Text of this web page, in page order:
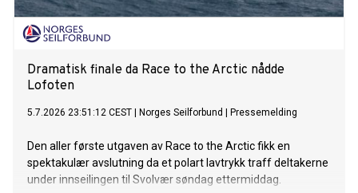
Dramatisk finale da Race to the Arctic nådde
Lofoten
5.7.2026 23:51:12 CEST Norges Seilforbund Pressemelding
Den aller første utgaven av Race to the Arctic fikk en
spektakulær avslutning da et polart lavtrykk traff deltakerne
under innseilingen til Svolvær søndag ettermiddag.